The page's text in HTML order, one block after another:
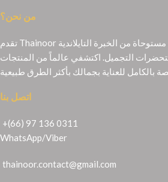
من نحن؟
تقدم Thainoor منتجات تجميل أصلية مستوحاة من الخبرة التايلاندية
التجميل. اكتشفي عالماً من المنتجات
اتصل بنا
+(66) 97 136 0311
WhatsApp/Viber
thainoor.contact@gmail.com